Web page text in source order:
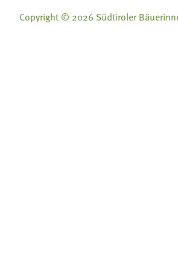
Copyright © 2026 Südtiroler